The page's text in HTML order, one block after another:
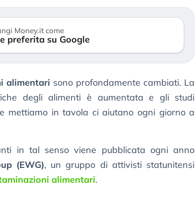
Money.it come
preferita su Google
alimentari sono profondamente cambiati. La
degli alimenti è aumentata e gli studi
mettiamo in tavola ci aiutano ogni giorno a
in tal senso viene pubblicata ogni anno
(EWG), un gruppo di attivisti statunitensi
alimentari.
Kospi, mentre gli investitori retail (…)
30 luglio 2026